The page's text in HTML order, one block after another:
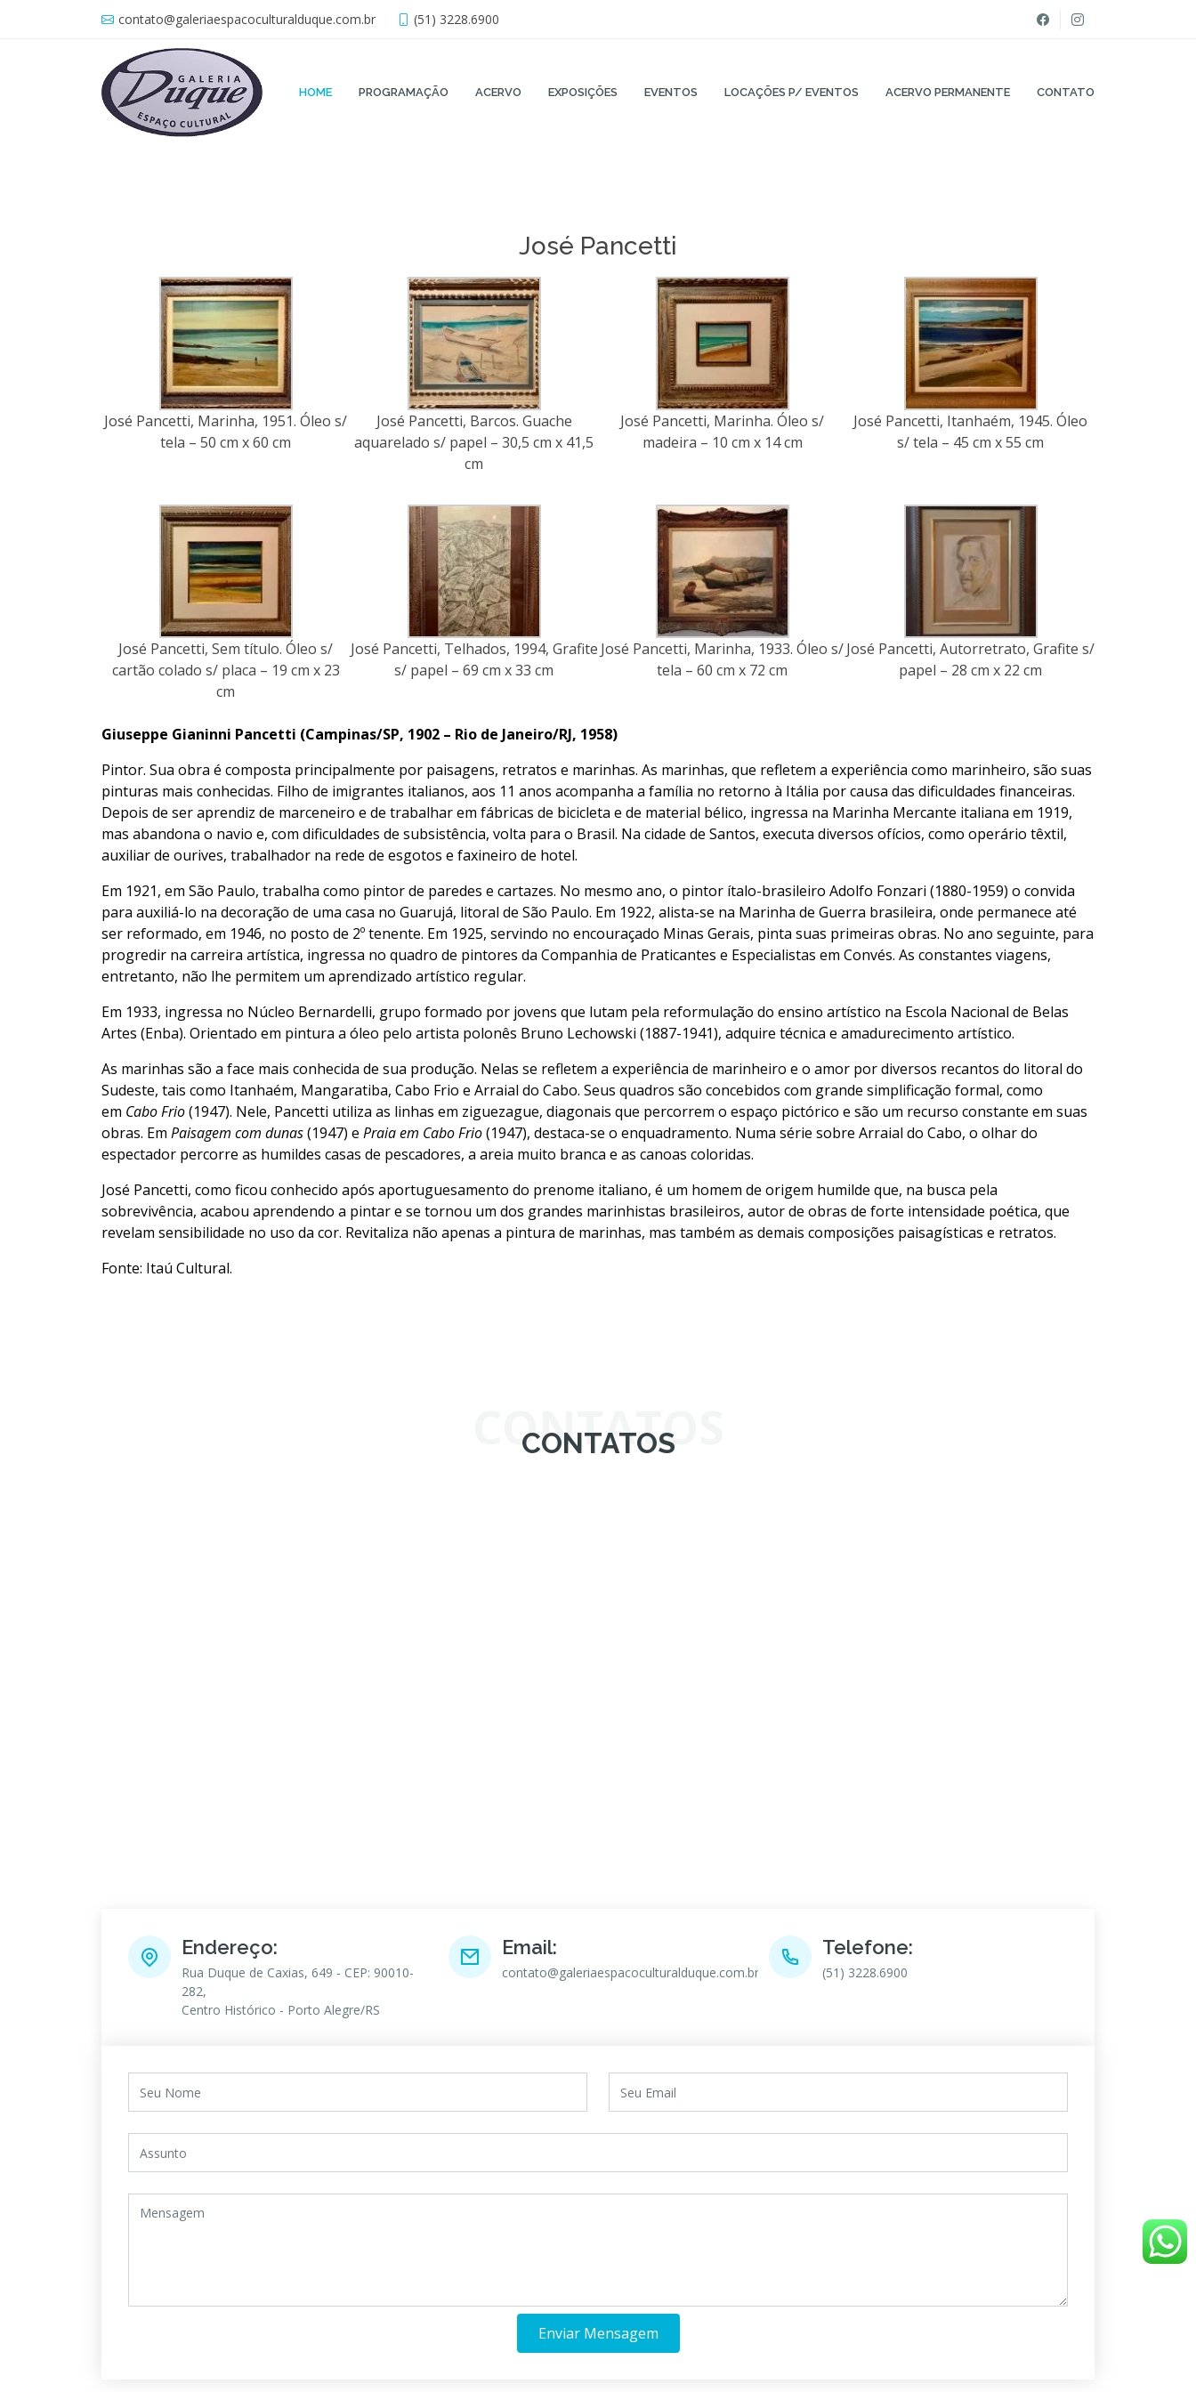
contato@galeriaespacoculturalduque.com.br (51) 3228.6900
HOME PROGRAMAÇÃO ACERVO EXPOSIÇÕES EVENTOS LOCAÇÕES P/ EVENTOS ACERVO PERMANENTE CONTATO
José Pancetti
José Pancetti, Marinha, 1951. Óleo s/
tela – 50 cm x 60 cm
José Pancetti, Barcos. Guache
aquarelado s/ papel – 30,5 cm x 41,5
cm
José Pancetti, Marinha. Óleo s/
madeira – 10 cm x 14 cm
José Pancetti, Itanhaém, 1945. Óleo
s/ tela – 45 cm x 55 cm
José Pancetti, Sem título. Óleo s/
cartão colado s/ placa – 19 cm x 23
cm
José Pancetti, Telhados, 1994, Grafite
s/ papel – 69 cm x 33 cm
José Pancetti, Marinha, 1933. Óleo s/
tela – 60 cm x 72 cm
José Pancetti, Autorretrato, Grafite s/
papel – 28 cm x 22 cm
Giuseppe Gianinni Pancetti (Campinas/SP, 1902 – Rio de Janeiro/RJ, 1958)
Pintor. Sua obra é composta principalmente por paisagens, retratos e marinhas. As marinhas, que refletem a experiência como marinheiro, são suas
pinturas mais conhecidas. Filho de imigrantes italianos, aos 11 anos acompanha a família no retorno à Itália por causa das dificuldades financeiras.
Depois de ser aprendiz de marceneiro e de trabalhar em fábricas de bicicleta e de material bélico, ingressa na Marinha Mercante italiana em 1919,
mas abandona o navio e, com dificuldades de subsistência, volta para o Brasil. Na cidade de Santos, executa diversos ofícios, como operário têxtil,
auxiliar de ourives, trabalhador na rede de esgotos e faxineiro de hotel.
Em 1921, em São Paulo, trabalha como pintor de paredes e cartazes. No mesmo ano, o pintor ítalo-brasileiro Adolfo Fonzari (1880-1959) o convida
para auxiliá-lo na decoração de uma casa no Guarujá, litoral de São Paulo. Em 1922, alista-se na Marinha de Guerra brasileira, onde permanece até
ser reformado, em 1946, no posto de 2º tenente. Em 1925, servindo no encouraçado Minas Gerais, pinta suas primeiras obras. No ano seguinte, para
progredir na carreira artística, ingressa no quadro de pintores da Companhia de Praticantes e Especialistas em Convés. As constantes viagens,
entretanto, não lhe permitem um aprendizado artístico regular.
Em 1933, ingressa no Núcleo Bernardelli, grupo formado por jovens que lutam pela reformulação do ensino artístico na Escola Nacional de Belas
Artes (Enba). Orientado em pintura a óleo pelo artista polonês Bruno Lechowski (1887-1941), adquire técnica e amadurecimento artístico.
As marinhas são a face mais conhecida de sua produção. Nelas se refletem a experiência de marinheiro e o amor por diversos recantos do litoral do
Sudeste, tais como Itanhaém, Mangaratiba, Cabo Frio e Arraial do Cabo. Seus quadros são concebidos com grande simplificação formal, como
em Cabo Frio(1947). Nele, Pancetti utiliza as linhas em ziguezague, diagonais que percorrem o espaço pictórico e são um recurso constante em suas
obras. Em Paisagem com dunas(1947) e Praia em Cabo Frio(1947), destaca-se o enquadramento. Numa série sobre Arraial do Cabo, o olhar do
espectador percorre as humildes casas de pescadores, a areia muito branca e as canoas coloridas.
José Pancetti, como ficou conhecido após aportuguesamento do prenome italiano, é um homem de origem humilde que, na busca pela
sobrevivência, acabou aprendendo a pintar e se tornou um dos grandes marinhistas brasileiros, autor de obras de forte intensidade poética, que
revelam sensibilidade no uso da cor. Revitaliza não apenas a pintura de marinhas, mas também as demais composições paisagísticas e retratos.
Fonte: Itaú Cultural.
CONTATOS
CONTATOS
Endereço:
Rua Duque de Caxias, 649 - CEP: 90010-
282,
Centro Histórico - Porto Alegre/RS
Email:
contato@galeriaespacoculturalduque.com.br
Telefone:
(51) 3228.6900
Enviar Mensagem